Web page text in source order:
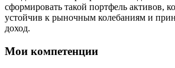
сформировать такой портфель активов,
устойчив к рыночным колебаниям и
доход.
Мои компетенции